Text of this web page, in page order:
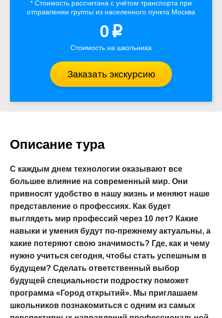
* Стоимость рассчитана с учётом транспорта при
отправлении группы из населенного пункта Москва
0 p
Стоимость на школьника
Заказать экскурсию
Описание тура
С каждым днем технологии оказывают все
большее влияние на современный мир. Они
привносят удобство в нашу жизнь и меняют наше
представление о профессиях. Как будет
выглядеть мир профессий через 10 лет? Какие
навыки и умения будут по-прежнему актуальны, а
какие потеряют свою значимость? Где, как и чему
нужно учиться сегодня, чтобы стать успешным в
будущем? Сделать ответственный выбор
будущей специальности подростку поможет
программа «Город открытий». Мы приглашаем
школьников познакомиться с одним из самых